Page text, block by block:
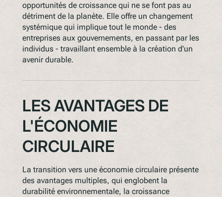
opportunités de croissance qui ne se font pas au
détriment de la planète. Elle offre un changement
systémique qui implique tout le monde - des
entreprises aux gouvernements, en passant par les
individus - travaillant ensemble à la création d'un
avenir durable.
LES AVANTAGES DE
L'ÉCONOMIE
CIRCULAIRE
La transition vers une économie circulaire présente
des avantages multiples, qui englobent la
durabilité environnementale, la croissance